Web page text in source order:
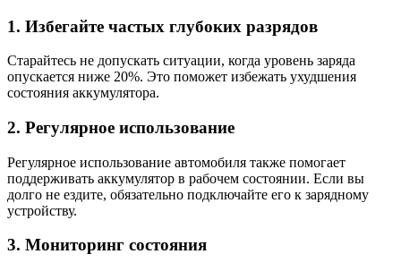
1. Избегайте частых глубоких разрядов
Старайтесь не допускать ситуации, когда уровень заряда
опускается ниже 20%. Это поможет избежать ухудшения
состояния аккумулятора.
2. Регулярное использование
Регулярное использование автомобиля также помогает
поддерживать аккумулятор в рабочем состоянии. Если вы
долго не ездите, обязательно подключайте его к зарядному
устройству.
3. Мониторинг состояния